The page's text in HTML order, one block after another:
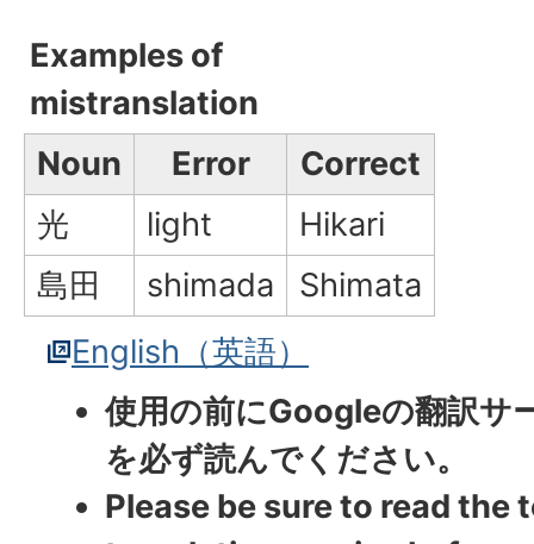
Examples of
mistranslation
Noun
Error
Correct
光
light
Hikari
島田
shimada
Shimata
English（英語）
使用の前にGoogleの翻訳サ
を必ず読んでください。
Please be sure to read the